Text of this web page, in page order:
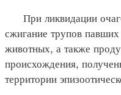
При ликвидации
сжигание трупов
животных, а также
происхождения,
территории